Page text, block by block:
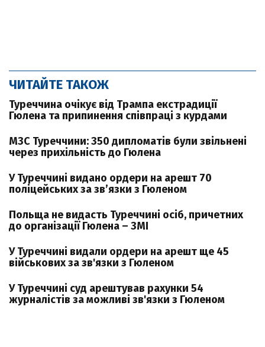
ЧИТАЙТЕ ТАКОЖ
Туреччина очікує від Трампа екстрадиції
Гюлена та припинення співпраці з курдами
МЗС Туреччини: 350 дипломатів були звільнені
через прихільність до Гюлена
У Туреччині видано ордери на арешт 70
поліцейських за звʼязки з Гюленом
Польща не видасть Туреччині осіб, причетних
до організації Гюлена – ЗМІ
У Туреччині видали ордери на арешт ще 45
військових за зв'язки з Гюленом
У Туреччині суд арештував рахунки 54
журналістів за можливі зв'язки з Гюленом